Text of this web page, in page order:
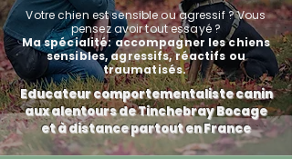
Votre chien est sensible ou agressif ? Vous
pensez avoir tout essayé ?
Ma spécialité: accompagner les chiens
sensibles, agressifs, réactifs ou
traumatisés.
Educateur comportementaliste canin
aux alentours de Tinchebray Bocage
et à distance partout en France